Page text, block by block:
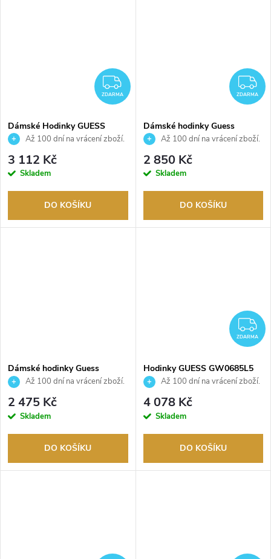
ZDARMA
ZDARMA
Dámské Hodinky GUESS
GW0931L3
Až 100 dní na vrácení zboží.
Autorizovaný prodejce.
3 112 Kč
Skladem
DO KOŠÍKU
ZDARMA
Dámské hodinky Guess
GW0655L5
Až 100 dní na vrácení zboží.
Autorizovaný prodejce.
2 850 Kč
Skladem
DO KOŠÍKU
Dámské hodinky Guess
GW0655L4
Až 100 dní na vrácení zboží.
Autorizovaný prodejce.
2 475 Kč
Skladem
DO KOŠÍKU
ZDARMA
Hodinky GUESS GW0685L5
Až 100 dní na vrácení zboží.
Autorizovaný prodejce.
4 078 Kč
Skladem
DO KOŠÍKU